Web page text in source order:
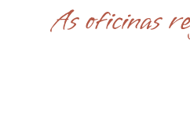
As oficinas